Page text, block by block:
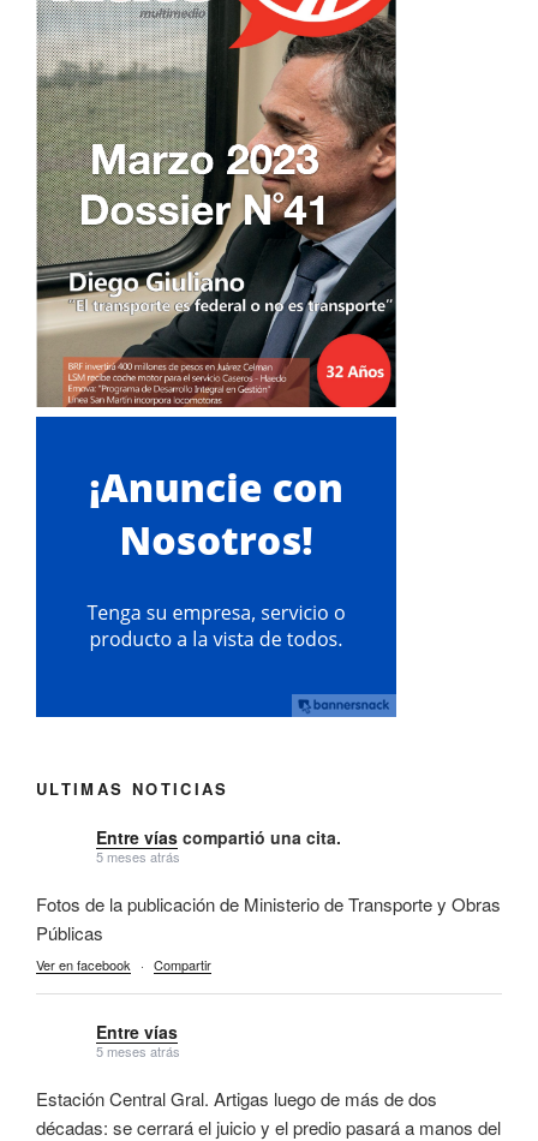
ULTIMAS NOTICIAS
Entre vías compartió una cita.
5 meses atrás
Fotos de la publicación de Ministerio de Transporte y Obras
Públicas
Ver en facebook · Compartir
Entre vías
5 meses atrás
Estación Central Gral. Artigas luego de más de dos
décadas: se cerrará el juicio y el predio pasará a manos del